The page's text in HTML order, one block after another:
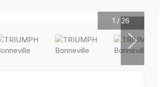
1 / 26